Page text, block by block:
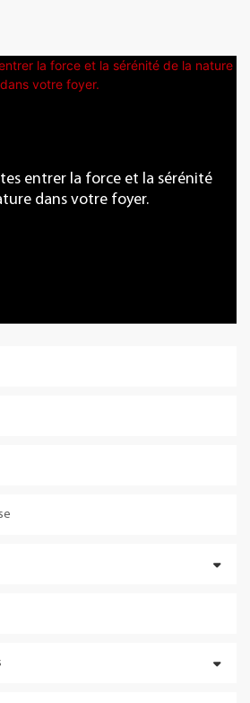
entrer la force et la sérénité
dans votre foyer.